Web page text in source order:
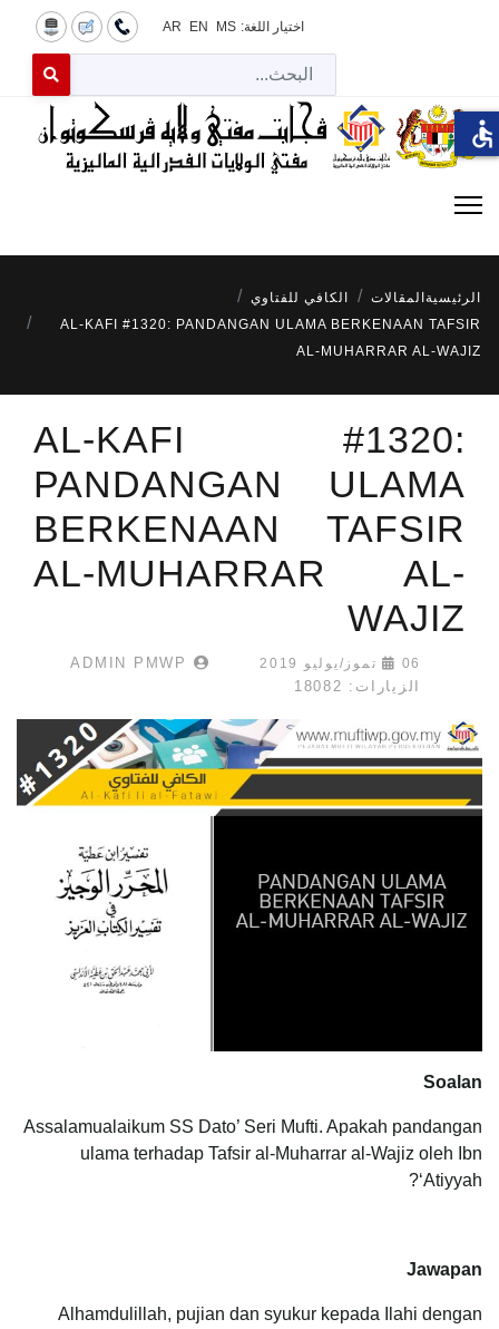
اختيار اللغة: MS
EN
AR
for results.
الرئيسية المقالات
الكافي للفتاوي
AL-KAFI #1320: PANDANGAN ULAMA BERKENAAN TAFSIR
AL-MUHARRAR AL-WAJIZ
AL-KAFI #1320:
PANDANGAN ULAMA
BERKENAAN TAFSIR
AL-MUHARRAR AL-
WAJIZ
06 تموز/يوليو 2019
الزيارات: 18082
Soalan
Assalamualaikum SS Dato’ Seri Mufti. Apakah pandangan
ulama terhadap Tafsir al-Muharrar al-Wajiz oleh Ibn
‘Atiyyah?
Jawapan
Alhamdulillah, pujian dan syukur kepada Ilahi dengan
accessible